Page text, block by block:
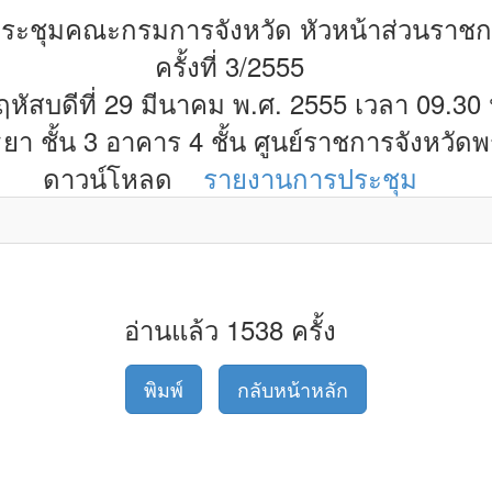
ะชุมคณะกรมการจังหวัด หัวหน้าส่วนราช
ครั้งที่ 3/2555
สบดีที่ 29 มีนาคม พ.ศ. 2555 เวลา 09.30
า ชั้น 3 อาคาร 4 ชั้น ศูนย์ราชการจังหวัด
ดาวน์โหลด
รายงานการประชุม
อ่านแล้ว 1538 ครั้ง
พิมพ์ กลับหน้าหลัก